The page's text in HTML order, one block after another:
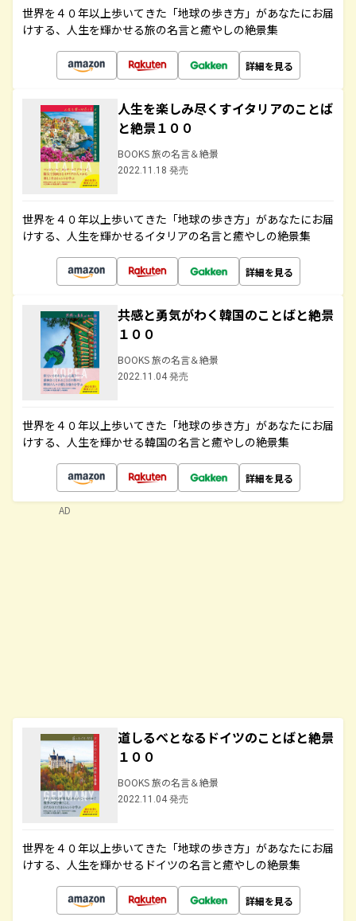
世界を４０年以上歩いてきた「地球の歩き方」があなたにお届
けする、人生を輝かせる旅の名言と癒やしの絶景集
詳細を見る
人生を楽しみ尽くすイタリアのことば
と絶景１００
BOOKS 旅の名言＆絶景
2022.11.18 発売
世界を４０年以上歩いてきた「地球の歩き方」があなたにお届
けする、人生を輝かせるイタリアの名言と癒やしの絶景集
詳細を見る
共感と勇気がわく韓国のことばと絶景
１００
BOOKS 旅の名言＆絶景
2022.11.04 発売
世界を４０年以上歩いてきた「地球の歩き方」があなたにお届
けする、人生を輝かせる韓国の名言と癒やしの絶景集
詳細を見る
道しるべとなるドイツのことばと絶景
１００
BOOKS 旅の名言＆絶景
2022.11.04 発売
世界を４０年以上歩いてきた「地球の歩き方」があなたにお届
けする、人生を輝かせるドイツの名言と癒やしの絶景集
詳細を見る
AD